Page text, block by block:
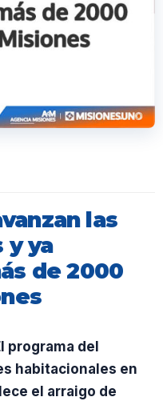
las
y ya
de 2000
programa del
habitacionales en
el arraigo de